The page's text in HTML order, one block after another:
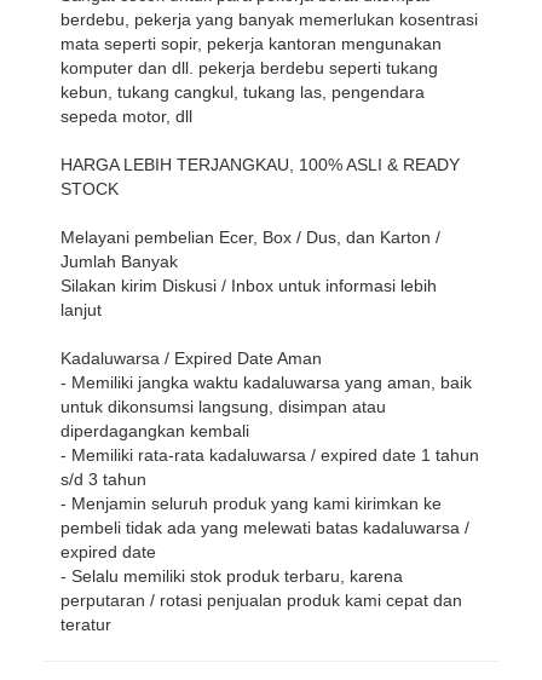
berdebu, pekerja yang banyak memerlukan kosentrasi
mata seperti sopir, pekerja kantoran mengunakan
komputer dan dll. pekerja berdebu seperti tukang
kebun, tukang cangkul, tukang las, pengendara
sepeda motor, dll
HARGA LEBIH TERJANGKAU, 100% ASLI & READY
STOCK
Melayani pembelian Ecer, Box / Dus, dan Karton /
Jumlah Banyak
Silakan kirim Diskusi / Inbox untuk informasi lebih
lanjut
Kadaluwarsa / Expired Date Aman
- Memiliki jangka waktu kadaluwarsa yang aman, baik
untuk dikonsumsi langsung, disimpan atau
diperdagangkan kembali
- Memiliki rata-rata kadaluwarsa / expired date 1 tahun
s/d 3 tahun
- Menjamin seluruh produk yang kami kirimkan ke
pembeli tidak ada yang melewati batas kadaluwarsa /
expired date
- Selalu memiliki stok produk terbaru, karena
perputaran / rotasi penjualan produk kami cepat dan
teratur